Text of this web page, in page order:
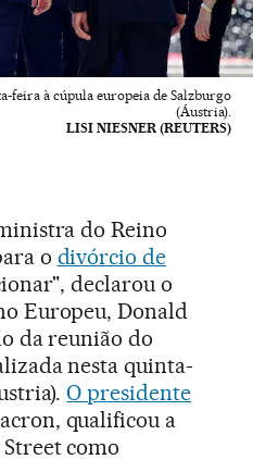
feira à cúpula europeia de Salzburgo
(Áustria).
LISI NIESNER (REUTERS)
do Reino
o divórcio de
declarou o
Europeu, Donald
da reunião do
nesta quinta-
O presidente
qualificou a
como